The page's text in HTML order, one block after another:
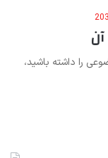
را داشته باشید،